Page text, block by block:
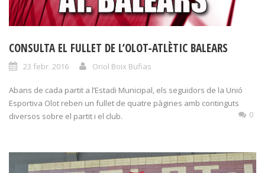
CONSULTA EL FULLET DE L’OLOT-ATLÈTIC BALEARS
23 febr. 2016 Oriol Boix Bufias
Abans de cada partit a l’Estadi Municipal, els seguidors de la Unió
Esportiva Olot reben un fullet de quatre pàgines amb continguts
diversos sobre el partit i el club.
0